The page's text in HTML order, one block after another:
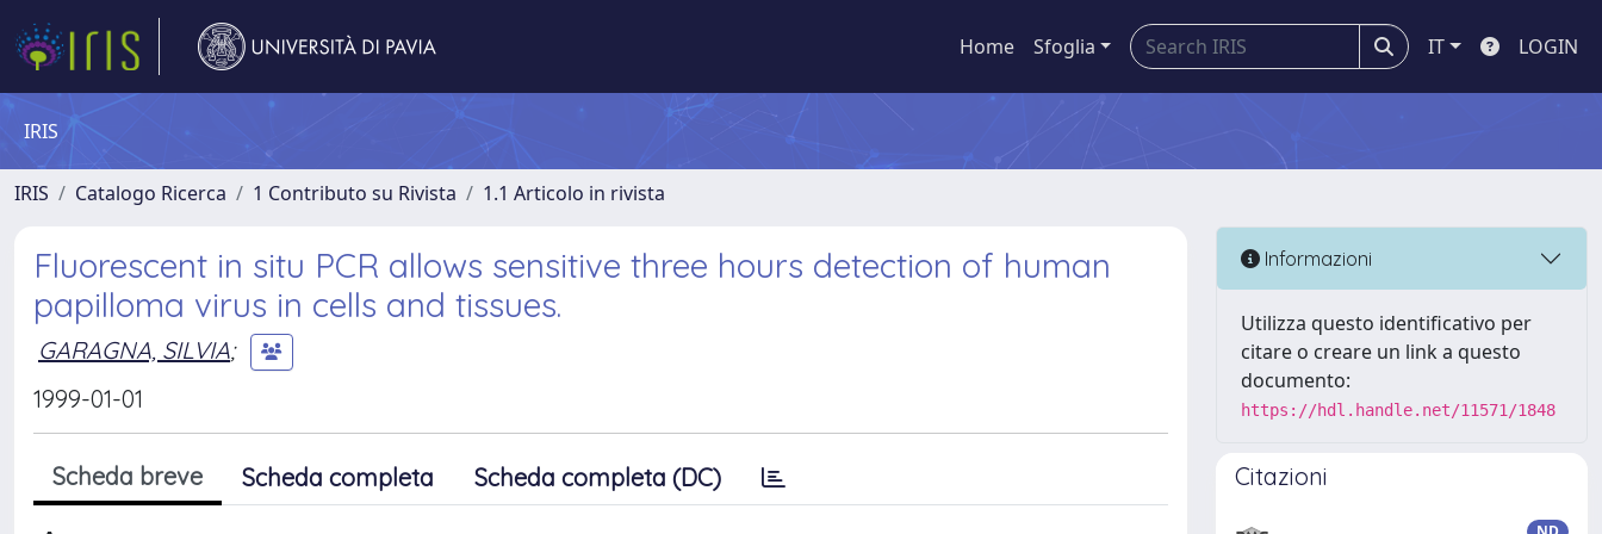
Home Sfoglia IT LOGIN
IRIS
IRIS Catalogo Ricerca 1 Contributo su Rivista 1.1 Articolo in rivista
Fluorescent in situ PCR allows sensitive three hours detection of human
papilloma virus in cells and tissues.
GARAGNA, SILVIA;
1999-01-01
Scheda breve Scheda completa Scheda completa (DC)
Informazioni
Utilizza questo identificativo per
citare o creare un link a questo
documento:
https://hdl.handle.net/11571/1848
Citazioni